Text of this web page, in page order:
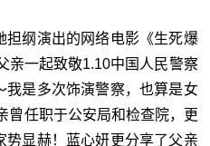
担纲演出的网络电影《生死爆
亲一起致敬1.10中国人民警察
我是多次饰演警察，也算是女
曾任职于公安局和检查院，更
势显赫！蓝心妍更分享了父亲